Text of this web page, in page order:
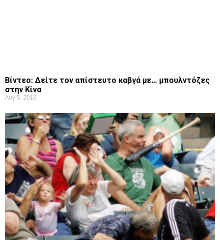
Βίντεο: Δείτε τον απίστευτο καβγά με… μπουλντόζες
στην Κίνα
Αυγ 5, 2016